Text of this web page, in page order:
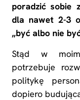
poradzić sobie
dla nawet 2-3
„być albo nie
Stąd w
potrzebuje
politykę
dopiero